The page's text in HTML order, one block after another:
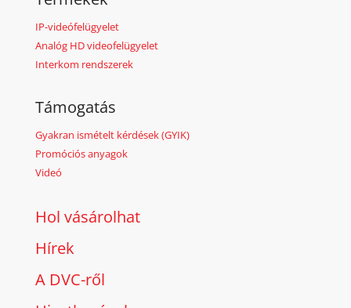
IP-videófelügyelet
Analóg HD videofelügyelet
Interkom rendszerek
Támogatás
Gyakran ismételt kérdések (GYIK)
Promóciós anyagok
Videó
Hol vásárolhat
Hírek
A DVC-ről